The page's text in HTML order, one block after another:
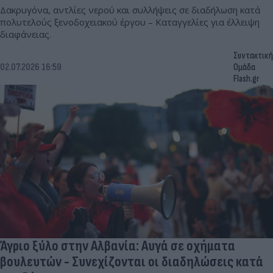
Δακρυγόνα, αντλίες νερού και συλλήψεις σε διαδήλωση κατά
πολυτελούς ξενοδοχειακού έργου – Καταγγελίες για έλλειψη
διαφάνειας.
02.07.2026 16:59
Συντακτική
Ομάδα
Flash.gr
Άγριο ξύλο στην Αλβανία: Αυγά σε οχήματα
βουλευτών - Συνεχίζονται οι διαδηλώσεις κατά